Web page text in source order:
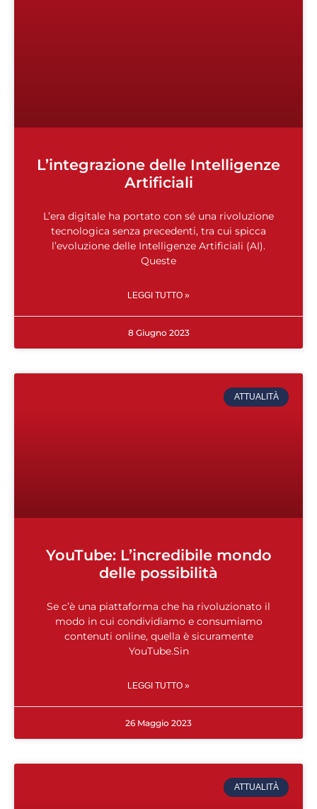
L’integrazione delle Intelligenze
Artificiali
L’era digitale ha portato con sé una rivoluzione
tecnologica senza precedenti, tra cui spicca
l’evoluzione delle Intelligenze Artificiali (AI).
Queste
LEGGI TUTTO »
8 Giugno 2023
ATTUALITÀ
YouTube: L’incredibile mondo
delle possibilità
Se c’è una piattaforma che ha rivoluzionato il
modo in cui condividiamo e consumiamo
contenuti online, quella è sicuramente
YouTube.Sin
LEGGI TUTTO »
26 Maggio 2023
ATTUALITÀ